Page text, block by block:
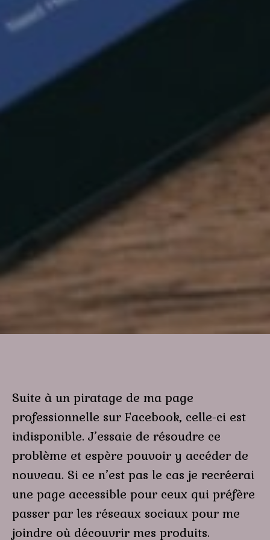
Suite à un piratage de ma page
professionnelle sur Facebook, celle-ci est
indisponible. J’essaie de résoudre ce
problème et espère pouvoir y accéder de
nouveau. Si ce n’est pas le cas je recréerai
une page accessible pour ceux qui préfère
passer par les réseaux sociaux pour me
joindre où découvrir mes produits.